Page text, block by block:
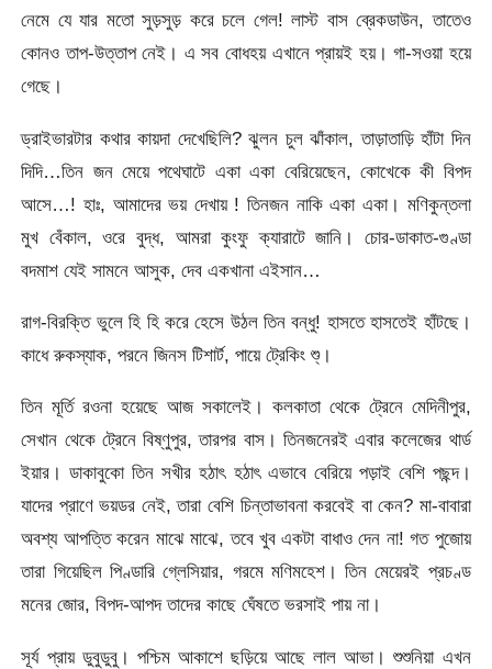
নেমে যে যার মতো সুড়সুড় করে চলে গেল! লাস্ট বাস ব্রেকডাউন, তাতেও
কোনও তাপ-উত্তাপ নেই। এ সব বােধহয় এখানে প্রায়ই হয়। গা-সওয়া হয়ে
গেছে।
ড্রাইভারটার কথার কায়দা দেখেছিলি? ঝুলন চুল ঝাঁকাল, তাড়াতাড়ি হাঁটা দিন
দিদি…তিন জন মেয়ে পথেঘাটে একা একা বেরিয়েছেন, কোখেকে কী বিপদ
আসে…! হাঃ, আমাদের ভয় দেখায় ! তিনজন নাকি একা একা। মণিকুন্তলা
মুখ বেঁকাল, ওরে বুদ্ধ, আমরা কুংফু ক্যারাটে জানি। চোর-ডাকাত-গুণ্ডা
বদমাশ যেই সামনে আসুক, দেব একখানা এইসান…
রাগ-বিরক্তি ভুলে হি হি করে হেসে উঠল তিন বন্ধু! হাসতে হাসতেই হাঁটছে।
কাধে রুকস্যাক, পরনে জিনস টিশার্ট, পায়ে ট্রেকিং শু্।
তিন মূর্তি রওনা হয়েছে আজ সকালেই। কলকাতা থেকে ট্রেনে মেদিনীপুর,
সেখান থেকে ট্রেনে বিষ্ণুপুর, তারপর বাস। তিনজনেরই এবার কলেজের থার্ড
ইয়ার। ডাকাবুকো তিন সখীর হঠাৎ হঠাৎ এভাবে বেরিয়ে পড়াই বেশি পছন্দ।
যাদের প্রাণে ভয়ডর নেই, তারা বেশি চিন্তাভাবনা করবেই বা কেন? মা-বাবারা
অবশ্য আপত্তি করেন মাঝে মাঝে, তবে খুব একটা বাধাও দেন না! গত পুজোয়
তারা গিয়েছিল পিণ্ডারি গ্লেসিয়ার, গরমে মণিমহেশ। তিন মেয়েরই প্রচণ্ড
মনের জোর, বিপদ-আপদ তাদের কাছে ঘেঁষতে ভরসাই পায় না।
সূর্য প্রায় ডুবুডুবু। পশ্চিম আকাশে ছড়িয়ে আছে লাল আভা। শুশুনিয়া এখন